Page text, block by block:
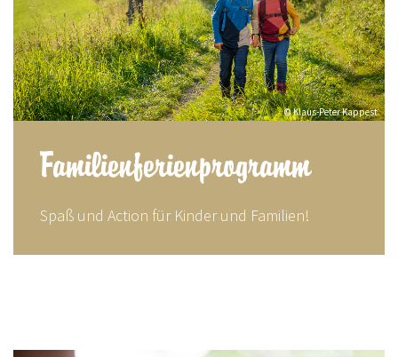
© Klaus-Peter Kappest
Familienferienprogramm
Spaß und Action für Kinder und Familien!